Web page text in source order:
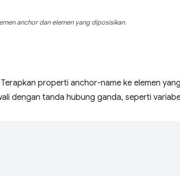
anchor dan elemen yang diposisikan.
properti anchor-name ke elemen
dengan tanda hubung ganda, seperti